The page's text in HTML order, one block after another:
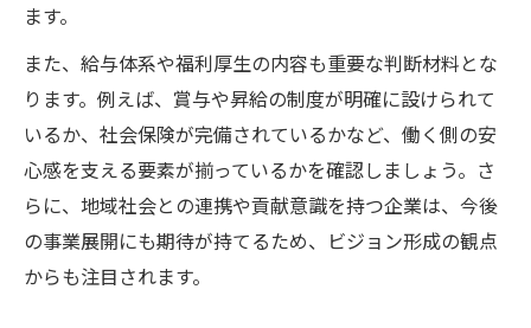
現場経験を活かした重量鳶のキャリアアッ
プ策
重量鳶のキャリア設計で重視したい選択基
準
重量鳶として実現する地域密着の成長戦略
重量鳶が地域密着で成長するための働き方
改革
ます。
また、給与体系や福利厚生の内容も重要な判断材料とな
ります。例えば、賞与や昇給の制度が明確に設けられて
いるか、社会保険が完備されているかなど、働く側の安
心感を支える要素が揃っているかを確認しましょう。さ
らに、地域社会との連携や貢献意識を持つ企業は、今後
の事業展開にも期待が持てるため、ビジョン形成の観点
からも注目されます。